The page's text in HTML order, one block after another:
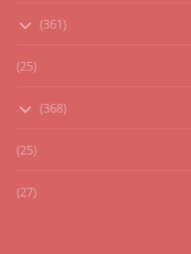
(361)
(25)
(368)
(25)
(27)